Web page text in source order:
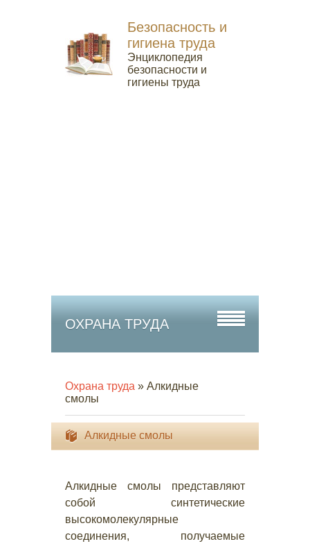
Безопасность и
гигиена труда
Энциклопедия
безопасности и
гигиены труда
ОХРАНА ТРУДА
Охрана труда » Алкидные
смолы
Алкидные смолы
Алкидные смолы представляют
собой синтетические
высокомолекулярные
соединения, получаемые